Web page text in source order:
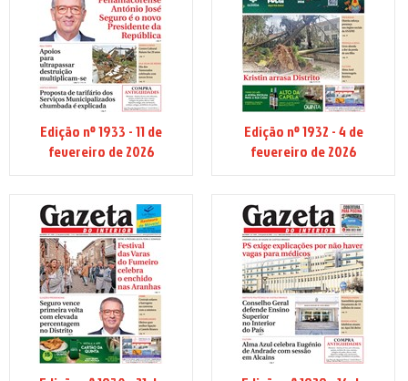
Edição nº 1933 - 11 de
fevereiro de 2026
Edição nº 1932 - 4 de
fevereiro de 2026